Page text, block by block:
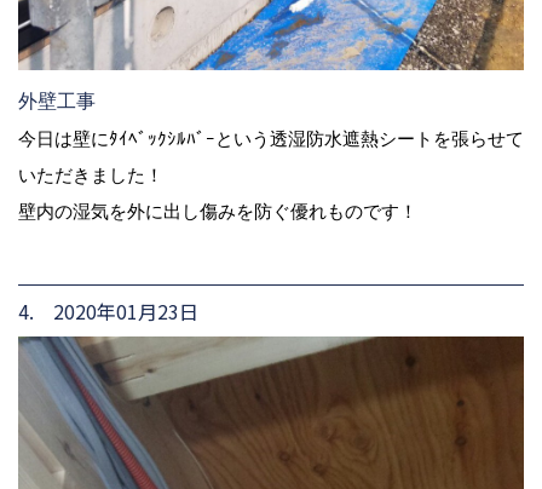
外壁工事
今日は壁にﾀｲﾍﾞｯｸｼﾙﾊﾞｰという透湿防水遮熱シートを張らせて
いただきました！
壁内の湿気を外に出し傷みを防ぐ優れものです！
4. 2020年01月23日